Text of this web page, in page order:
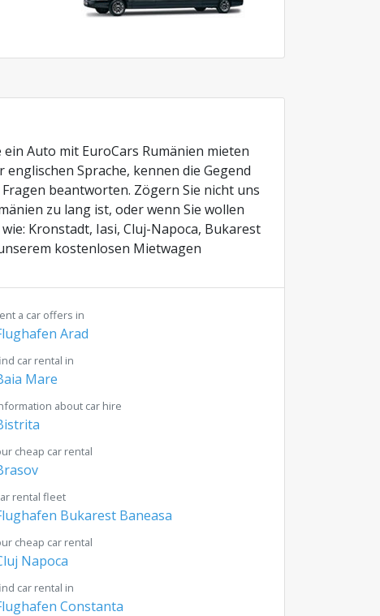
Auto mit EuroCars Rumänien mieten
Sprache, kennen die Gegend
beantworten. Zögern Sie nicht uns
zu lang ist, oder wenn Sie wollen
Kronstadt, Iasi, Cluj-Napoca, Bukarest
kostenlosen Mietwagen
a car offers in
Arad
car rental in
Mare
about car hire
cheap car rental
rental fleet
Bukarest Baneasa
cheap car rental
Napoca
car rental in
Constanta